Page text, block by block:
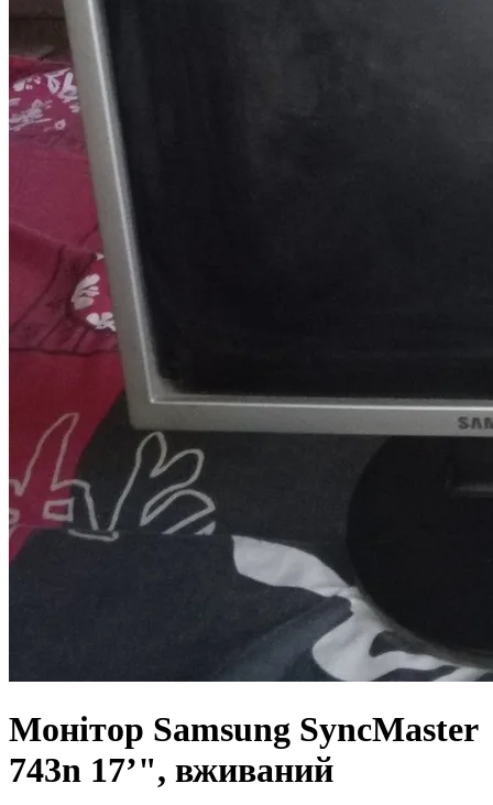
Монітор Samsung SyncMaster
743n 17ʼ", вживаний